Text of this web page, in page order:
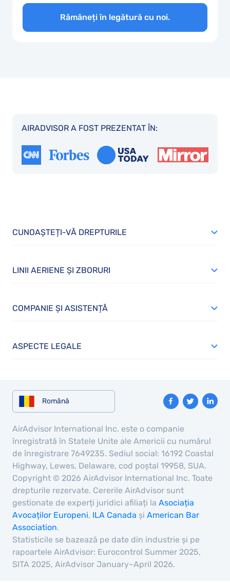
Rămâneți în legătură cu noi.
AIRADVISOR A FOST PREZENTAT ÎN:
CUNOAȘTEȚI-VĂ DREPTURILE
LINII AERIENE ȘI ZBORURI
COMPANIE ȘI ASISTENȚĂ
ASPECTE LEGALE
Română
AirAdvisor International Inc. este o companie
înregistrată în Statele Unite ale Americii cu numărul
de înregistrare 7649235. Sediul social: 16192 Coastal
Highway, Lewes, Delaware, cod poștal 19958, SUA.
Copyright © 2026 AirAdvisor International Inc. Toate
drepturile rezervate. Cererile AirAdvisor sunt
gestionate de experți juridici afiliați la Asociația
Avocaților Europeni, ILA Canada și American Bar
Association.
Statisticile se bazează pe date din industrie și pe
rapoartele AirAdvisor: Eurocontrol Summer 2025,
SITA 2025, AirAdvisor January–April 2026.